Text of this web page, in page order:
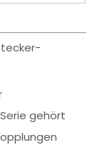
gehört